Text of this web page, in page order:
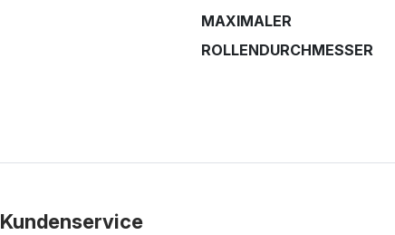
MAXIMALER
ROLLENDURCHMESSER
Kundenservice